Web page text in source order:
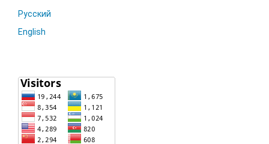
Русский
English